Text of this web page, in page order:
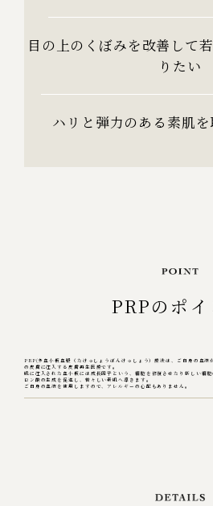
目の上のくぼみを改善して
りたい
ハリと弾力のある素肌
PRPのポイ
PRP(多血小板血漿（たけっしょうばんけっしょう）療法は、ご自身の血
の皮膚に注入する皮膚再生医療です。
肌に注入された血小板には成長因子という、細胞を修復させたり新しい細
ロン酸の生成を促進し、若々しい素肌へ導きます。
ご自身の血液を使用しますので、アレルギーの心配もありません。